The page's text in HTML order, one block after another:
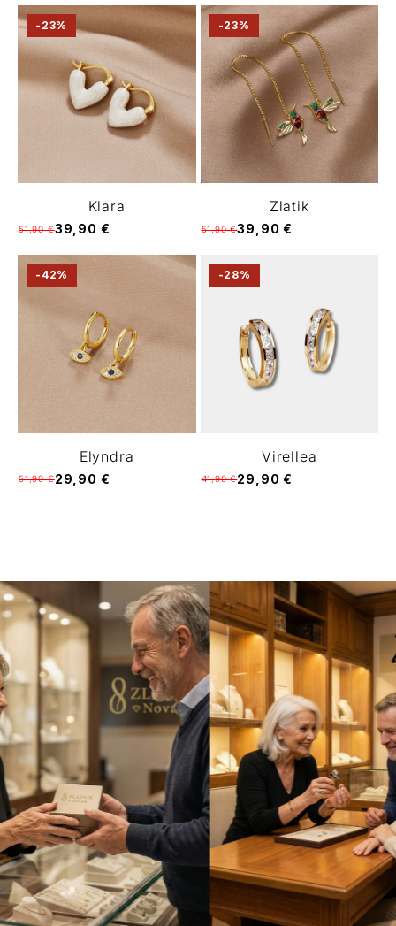
-23%
Klara
51,90 €39,90 €
-23%
Zlatik
51,90 €39,90 €
-42%
Elyndra
51,90 €29,90 €
-28%
Virellea
41,90 €29,90 €